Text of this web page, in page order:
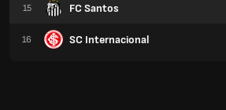
15 FC Santos
16 SC Internacional